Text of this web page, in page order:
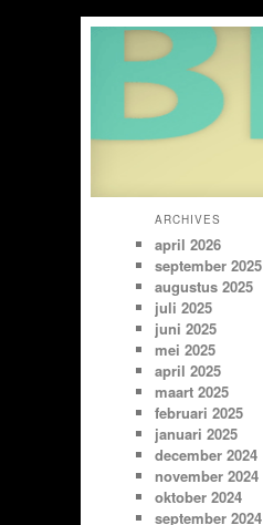
ARCHIVES
april 2026
september 2025
augustus 2025
juli 2025
juni 2025
mei 2025
april 2025
maart 2025
februari 2025
januari 2025
december 2024
november 2024
oktober 2024
september 2024